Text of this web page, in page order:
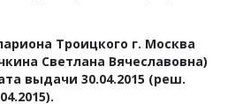
Троицкого г. Москва
Светлана Вячеславовна)
выдачи 30.04.2015 (реш.